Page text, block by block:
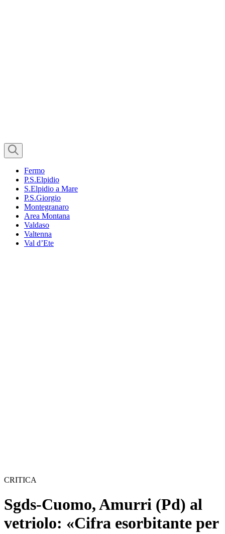
Fermo
P.S.Elpidio
S.Elpidio a Mare
P.S.Giorgio
Montegranaro
Area Montana
Valdaso
Valtenna
Val d’Ete
CRITICA
Sgds-Cuomo, Amurri (Pd) al
vetriolo: «Cifra esorbitante per